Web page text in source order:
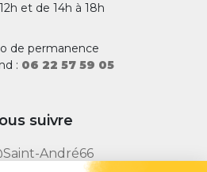
et de 14h à 18h
de permanence
: 06 22 57 59 05
suivre
André66